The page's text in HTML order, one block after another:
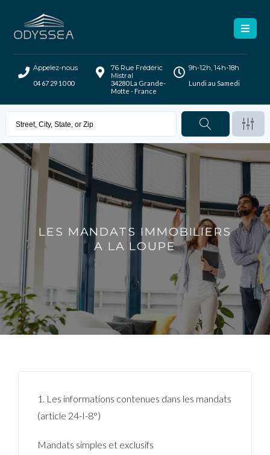
Appelez-nous
04 67 29 10 00
76 Rue Frédéric
Mistral
34280 La Grande-
Motte - France
9h-12h, 14h-18h
Lundi au Samedi
LES MANDATS IMMOBILIERS
A LA LOUPE
1. Les informations contenues dans les mandats
(article 24-I-8°)
Mandats simples et exclusifs